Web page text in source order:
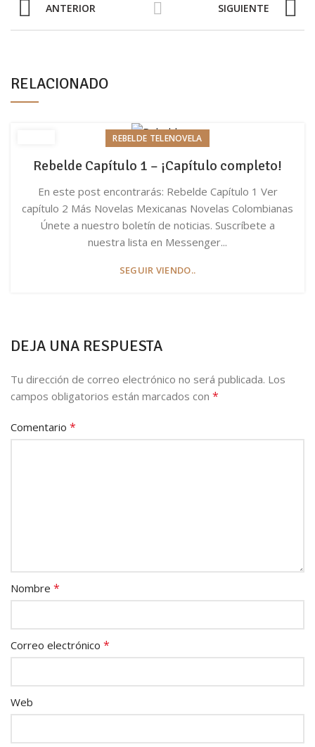
ANTERIOR SIGUIENTE
RELACIONADO
REBELDE TELENOVELA
Rebelde Capítulo 1 – ¡Capítulo completo!
En este post encontrarás: Rebelde Capítulo 1 Ver
capítulo 2 Más Novelas Mexicanas Novelas Colombianas
Únete a nuestro boletín de noticias. Suscríbete a
nuestra lista en Messenger...
SEGUIR VIENDO..
DEJA UNA RESPUESTA
Tu dirección de correo electrónico no será publicada. Los
campos obligatorios están marcados con *
Comentario *
Nombre *
Correo electrónico *
Web